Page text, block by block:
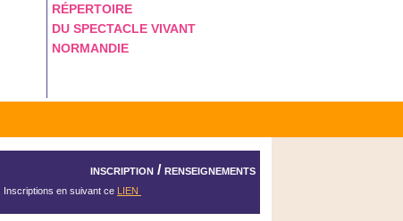
RÉPERTOIRE
DU SPECTACLE VIVANT
NORMANDIE
inscription / renseignements
Inscriptions en suivant ce LIEN